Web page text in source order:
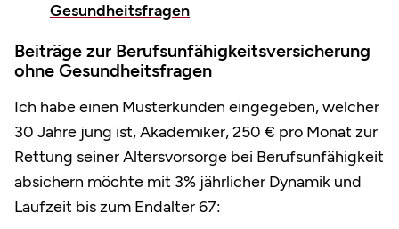
Gesundheitsfragen
Beiträge zur Berufsunfähigkeitsversicherung
ohne Gesundheitsfragen
Ich habe einen Musterkunden eingegeben, welcher
30 Jahre jung ist, Akademiker, 250 € pro Monat zur
Rettung seiner Altersvorsorge bei Berufsunfähigkeit
absichern möchte mit 3% jährlicher Dynamik und
Laufzeit bis zum Endalter 67: